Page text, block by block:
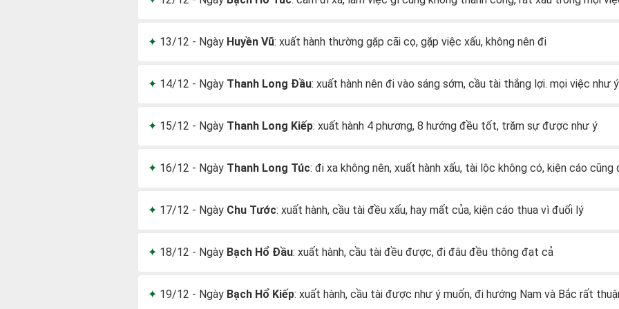
13/12 - Ngày Huyền Vũ: xuất hành thường gặp cãi cọ, gặp việc xấu, không nên đi
14/12 - Ngày Thanh Long Đầu: xuất hành nên đi vào sáng sớm, cầu tài thắng lợi. mọi việc như ý
15/12 - Ngày Thanh Long Kiếp: xuất hành 4 phương, 8 hướng đều tốt, trăm sự được như ý
16/12 - Ngày Thanh Long Túc: đi xa không nên, xuất hành xấu, tài lộc không có, kiện cáo cũng
17/12 - Ngày Chu Tước: xuất hành, cầu tài đều xấu, hay mất của, kiện cáo thua vì đuối lý
18/12 - Ngày Bạch Hổ Đầu: xuất hành, cầu tài đều được, đi đâu đều thông đạt cả
19/12 - Ngày Bạch Hổ Kiếp: xuất hành, cầu tài được như ý muốn, đi hướng Nam và Bắc rất